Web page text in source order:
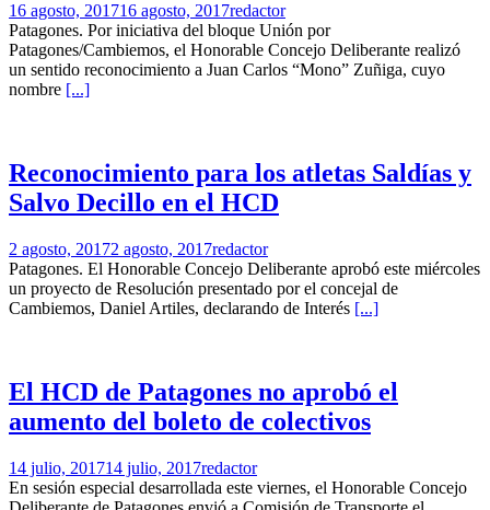
16 agosto, 201716 agosto, 2017redactor
Patagones. Por iniciativa del bloque Unión por
Patagones/Cambiemos, el Honorable Concejo Deliberante realizó
un sentido reconocimiento a Juan Carlos “Mono” Zuñiga, cuyo
nombre [...]
Reconocimiento para los atletas Saldías y
Salvo Decillo en el HCD
2 agosto, 20172 agosto, 2017redactor
Patagones. El Honorable Concejo Deliberante aprobó este miércoles
un proyecto de Resolución presentado por el concejal de
Cambiemos, Daniel Artiles, declarando de Interés [...]
El HCD de Patagones no aprobó el
aumento del boleto de colectivos
14 julio, 201714 julio, 2017redactor
En sesión especial desarrollada este viernes, el Honorable Concejo